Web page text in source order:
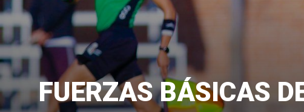
FUERZAS BÁSICAS